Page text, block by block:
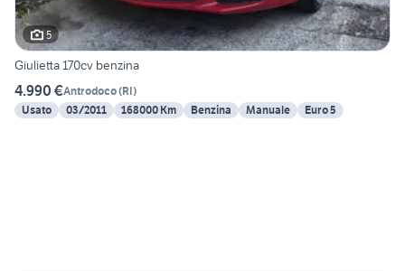
5
Giulietta 170cv benzina
4.990 €Antrodoco(RI)
Usato
03/2011 168000 Km Benzina Manuale Euro 5